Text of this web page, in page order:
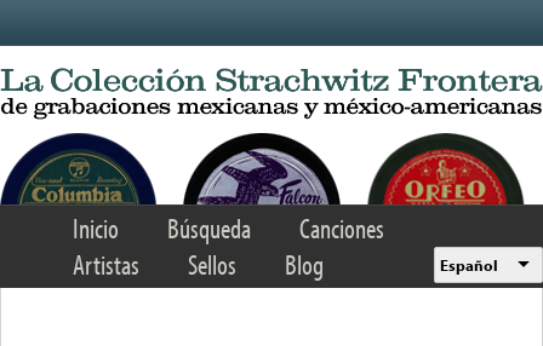
Inicio Búsqueda
Canciones
Artistas
Sellos Blog Español